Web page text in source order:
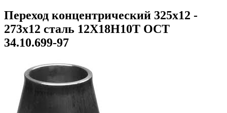
Переход концентрический 325х12 -
273х12 сталь 12Х18Н10Т ОСТ
34.10.699-97